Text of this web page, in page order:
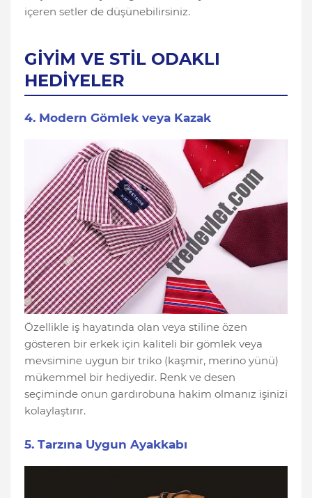
içeren setler de düşünebilirsiniz.
GİYİM VE STİL ODAKLI
HEDİYELER
4. Modern Gömlek veya Kazak
Özellikle iş hayatında olan veya stiline özen
gösteren bir erkek için kaliteli bir gömlek veya
mevsimine uygun bir triko (kaşmir, merino yünü)
mükemmel bir hediyedir. Renk ve desen
seçiminde onun gardırobuna hakim olmanız işinizi
kolaylaştırır.
5. Tarzına Uygun Ayakkabı